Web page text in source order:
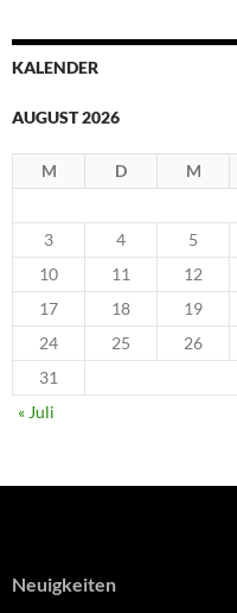
KALENDER
AUGUST 2026
M D M
3
4 5
10
11 12
17
18 19
24
25 26
31
« Juli
Neuigkeiten